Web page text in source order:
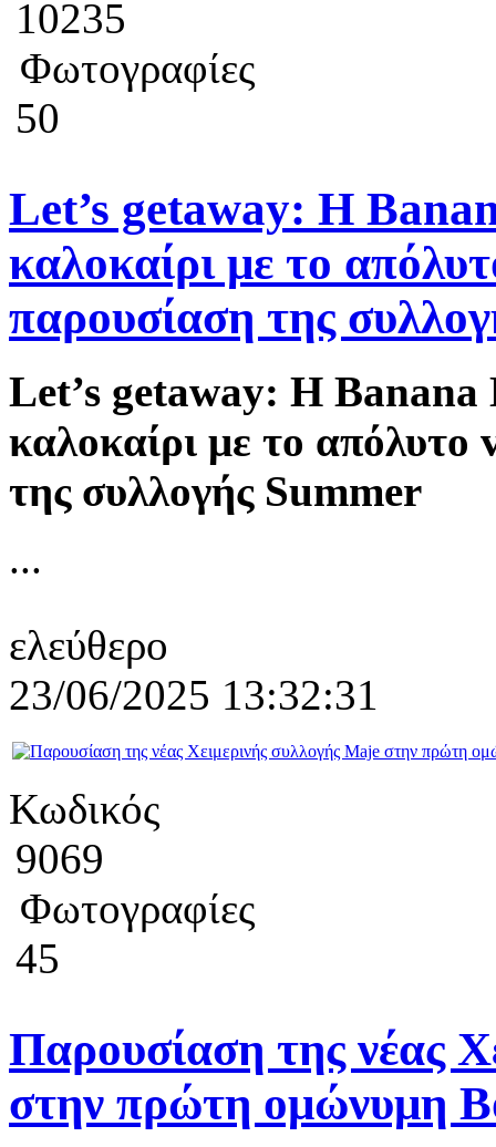
10235
Φωτογραφίες
50
Let’s getaway: Η
καλοκαίρι με το
παρουσίαση της
Let’s getaway: Η Banana
καλοκαίρι με το
της συλλογής Summer
...
ελεύθερο
23/06/2025 13:32:31
Κωδικός
9069
Φωτογραφίες
45
Παρουσίαση της νέας
στην πρώτη ομώνυμη